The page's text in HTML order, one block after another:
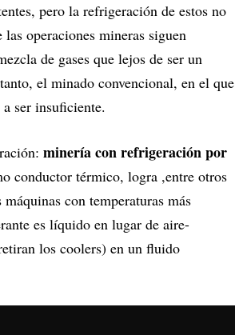
pero la refrigeración de estos no
operaciones mineras siguen
de gases que lejos de ser un
el minado convencional, en el que
ser insuficiente.
minería con refrigeración por
conductor térmico, logra ,entre otros
con temperaturas más
es líquido en lugar de aire-
los coolers) en un fluido